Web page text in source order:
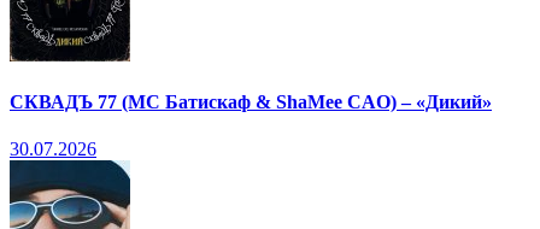
СКВАДЪ 77 (МС Батискаф & ShaMee CAO) – «Дикий»
30.07.2026